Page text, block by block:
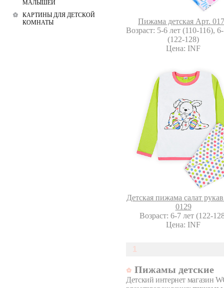
Пижама детская Арт.
Возраст: 5-6 лет (110-116),
(122-128)
Цена: INF
Детская пижама салат
0129
Возраст: 6-7 лет (122-
Цена: INF
1
Пижамы детские
Детский интернет магазин
МАЛЫШЕЙ
КАРТИНЫ ДЛЯ ДЕТСКОЙ
КОМНАТЫ